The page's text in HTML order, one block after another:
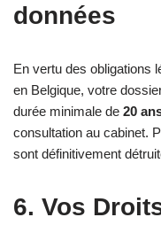
données
En vertu des obligations
en Belgique, votre
durée minimale de 20
consultation au cabinet.
sont définitivement
6. Vos